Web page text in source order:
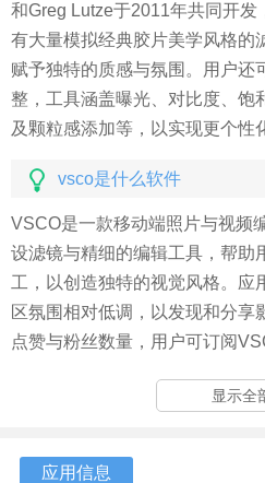
和Greg Lutze于2011年共同开发
有大量模拟经典胶片美学风格的
赋予独特的质感与氛围。用户还
整，工具涵盖曝光、对比度、饱
及颗粒感添加等，以实现更个性
vsco是什么软件
VSCO是一款移动端照片与视频
设滤镜与精细的编辑工具，帮助
工，以创造独特的视觉风格。应
区氛围相对低调，以发现和分享
点赞与粉丝数量，用户可订阅
1、打开 VSCO App 进入「工作
显示全
应用信息